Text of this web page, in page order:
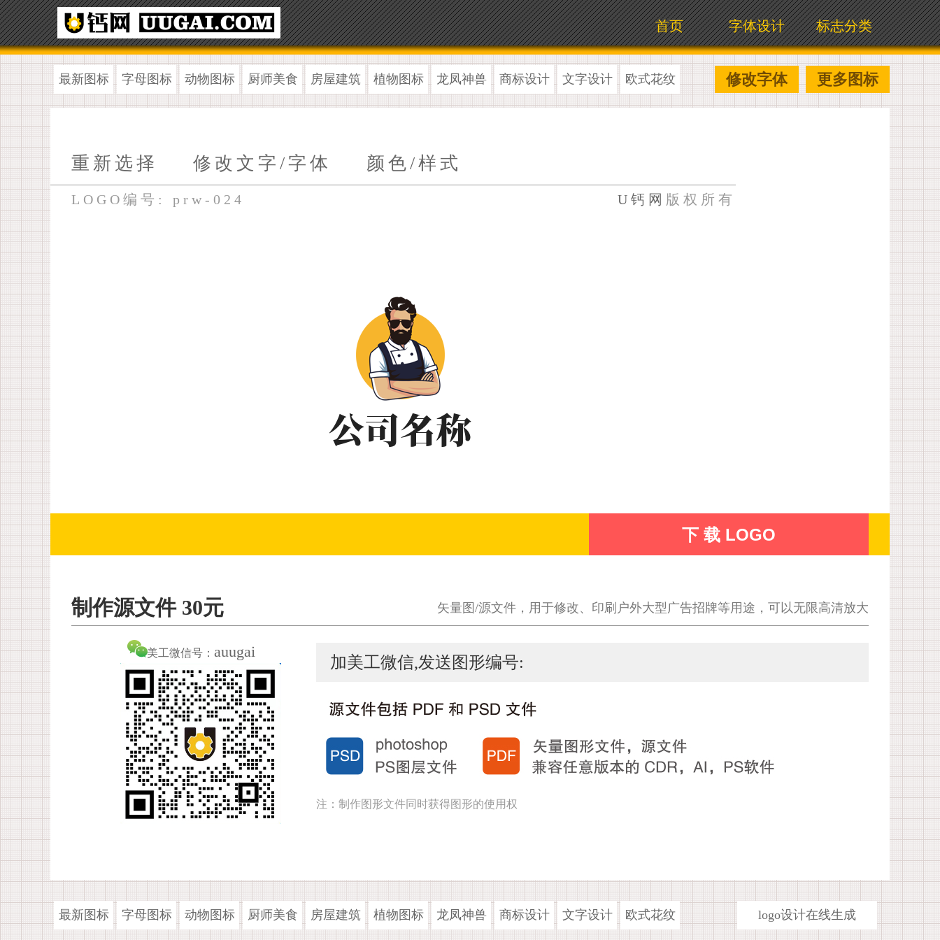
标志分类
字体设计
首页
最新图标 字母图标 动物图标 厨师美食 房屋建筑 植物图标 龙凤神兽 商标设计 文字设计 欧式花纹 更多图标
修改字体
重新选择 修改文字/字体 颜色/样式
LOGO编号: prw-024 U钙网 版权所有
下 载 LOGO
制作源文件 30元 矢量图/源文件，用于修改、印刷户外大型广告招牌等用途，可以无限高清放大
美工微信号： auugai
加美工微信,发送图形编号:
注：制作图形文件同时获得图形的使用权
最新图标 字母图标 动物图标 厨师美食 房屋建筑 植物图标 龙凤神兽 商标设计 文字设计 欧式花纹 logo设计在线生成